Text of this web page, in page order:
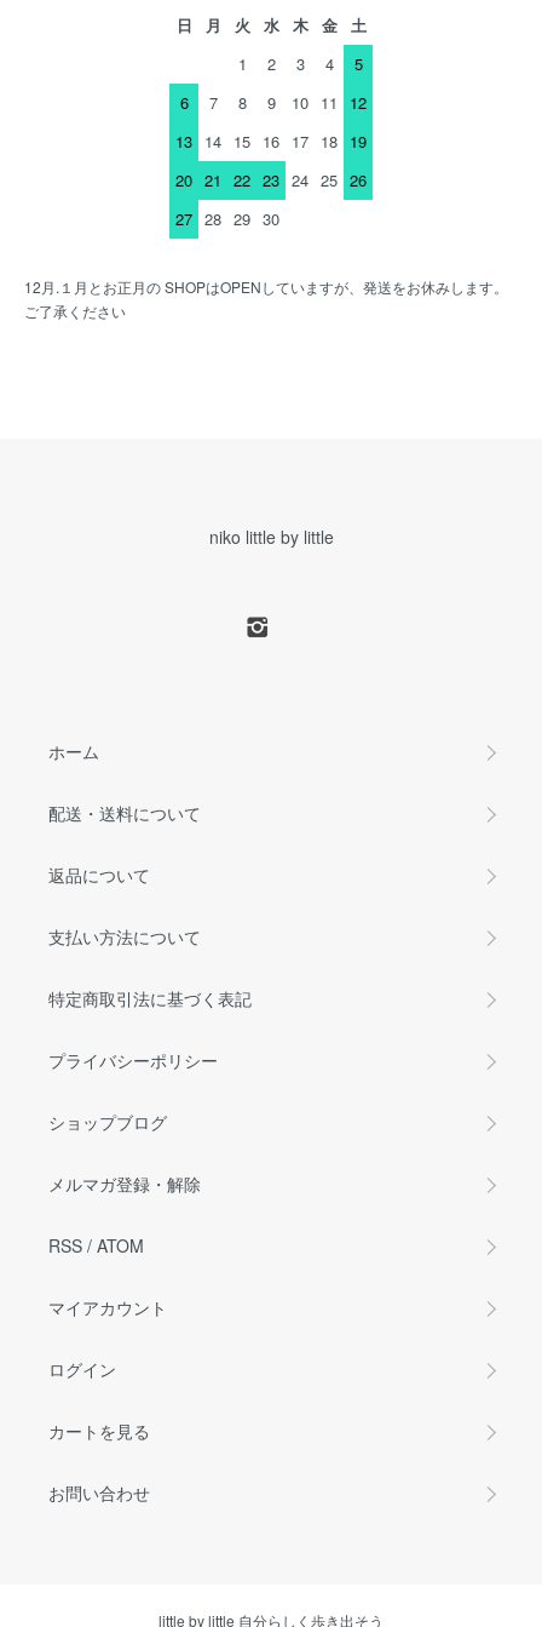
日 月 火 水 木 金
土
1
2 3 4
5
6
7 8 9 10 11
12
13 14 15 16 17 18 19
20 21 22 23 24 25 26
27 28 29 30
12月.１月とお正月の SHOPはOPENしていますが、発送をお休みします。
ご了承ください
niko little by little
ホーム
配送・送料について
返品について
支払い方法について
特定商取引法に基づく表記
プライバシーポリシー
ショップブログ
メルマガ登録・解除
RSS / ATOM
マイアカウント
ログイン
カートを見る
お問い合わせ
little by little 自分らしく歩き出そう